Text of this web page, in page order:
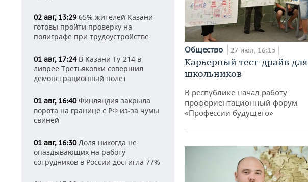
02 авг, 13:29 65% жителей Казани
готовы пройти проверку на
полиграфе при трудоустройстве
01 авг, 17:24В Казани Ту-214 в
ливрее Третьяковки совершил
демонстрационный полет
01 авг, 16:40Финляндия закрыла
ворота на границе с РФ из-за чумы
свиней
01 авг, 16:30Доля никогда не
опаздывающих на работу
сотрудников в России достигла 77%
Общество 27 июл, 16:15
Карьерный тест-драйв для
школьников
В республике начал работу
профориентационный форум
«Профессии будущего»